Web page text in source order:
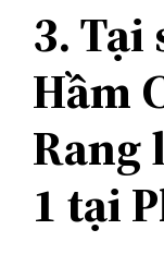
3. Tại
Hầm
Rang
1 tại